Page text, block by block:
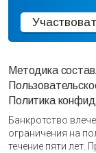
Методика
Политика
Банкротство
ограничения на
течение пяти лет.